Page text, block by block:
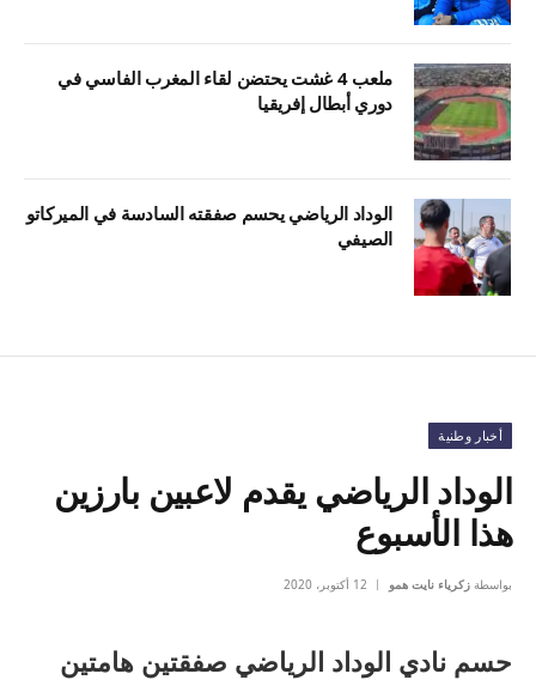
ملعب 4 غشت يحتضن لقاء المغرب الفاسي في
دوري أبطال إفريقيا
الوداد الرياضي يحسم صفقته السادسة في الميركاتو
الصيفي
أخبار وطنية
الوداد الرياضي يقدم لاعبين بارزين
هذا الأسبوع
بواسطة زكرياء نايت همو 12 أكتوبر، 2020
حسم نادي الوداد الرياضي صفقتين هامتين